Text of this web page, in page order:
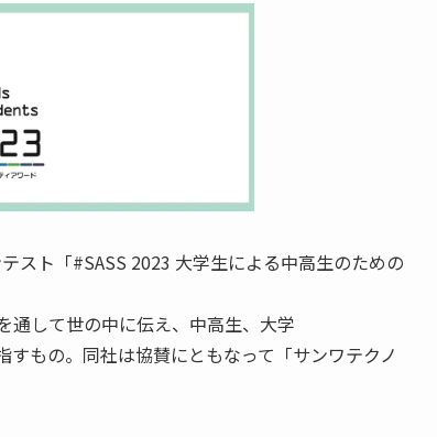
スト「#SASS 2023 大学生による中高生のための
通して世の中に伝え、中高生、大学
もの。同社は協賛にともなって「サンワテクノ